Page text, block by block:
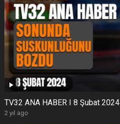
TV32 ANA HABER I 8 Şubat 2024
2 yıl ago